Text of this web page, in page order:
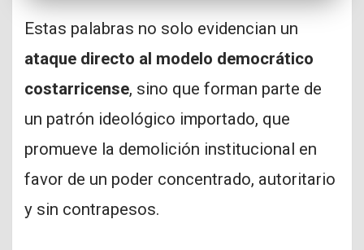
Estas palabras no solo evidencian un
ataque directo al modelo democrático
costarricense, sino que forman parte de
un patrón ideológico importado, que
promueve la demolición institucional en
favor de un poder concentrado, autoritario
y sin contrapesos.